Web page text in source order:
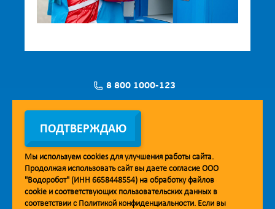
8 800 1000-123
Заявка на установку
Мобильное приложение Vodorobot
ПОДТВЕРЖДАЮ
Мы используем cookiesдля улучшения работы сайта.
Продолжая использовать сайт вы даете согласие ООО
"Водоробот" (ИНН 6658448554) на обработку файлов
cookie и соответствующих пользовательских данных в
соответствии с Политикой конфиденциальности. Если вы